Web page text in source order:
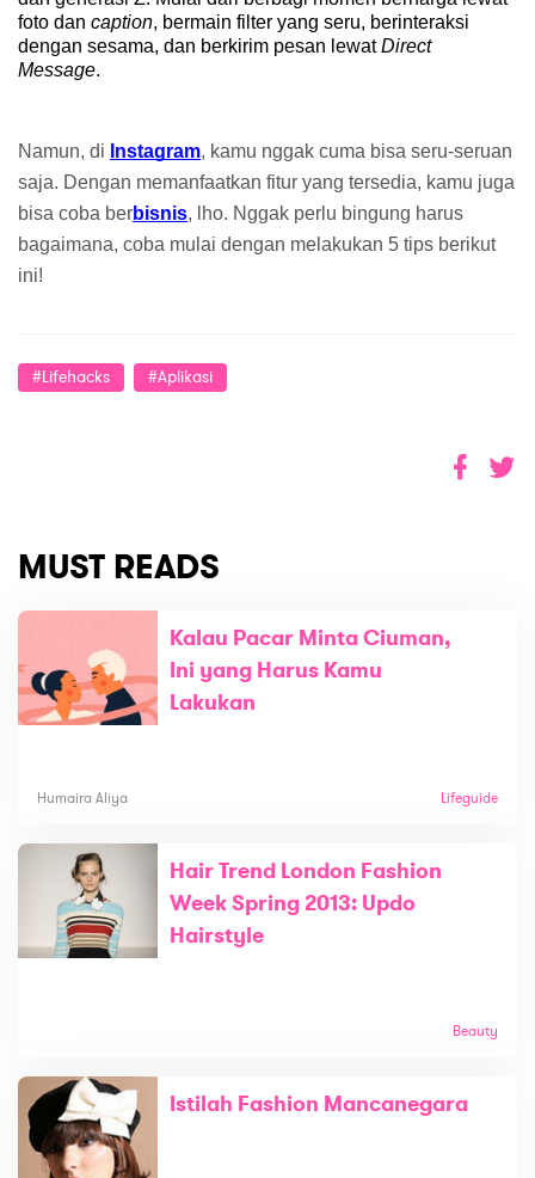
foto dan caption, bermain filter yang seru, berinteraksi
dengan sesama, dan berkirim pesan lewat Direct
Message.
Namun, di Instagram, kamu nggak cuma bisa seru-seruan
saja. Dengan memanfaatkan fitur yang tersedia, kamu juga
bisa coba berbisnis, lho. Nggak perlu bingung harus
bagaimana, coba mulai dengan melakukan 5 tips berikut
ini!
#lifehacks #aplikasi
MUST READS
Kalau Pacar Minta Ciuman,
Ini yang Harus Kamu
Lakukan
Humaira Aliya Lifeguide
Hair Trend London Fashion
Week Spring 2013: Updo
Hairstyle
Beauty
Istilah Fashion Mancanegara